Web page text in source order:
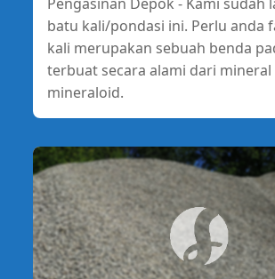
Pengasinan Depok - Kami sudah
batu kali/pondasi ini. Perlu anda
kali merupakan sebuah benda
terbuat secara alami dari mineral
mineraloid.